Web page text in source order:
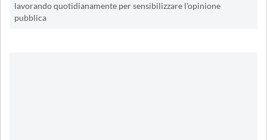
lavorando quotidianamente per sensibilizzare l'opinione
pubblica